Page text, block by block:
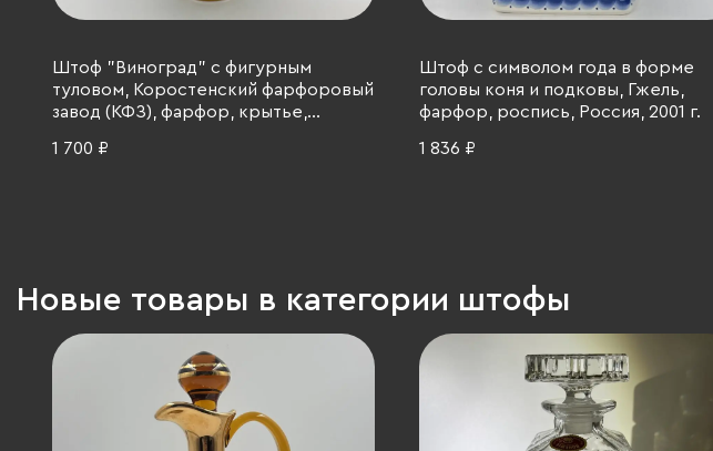
Штоф "Виноград" с фигурным
туловом, Коростенский фарфоровый
завод (КФЗ), фарфор, крытье,
1 700 ₽
Штоф с символом года в форме
головы коня и подковы, Гжель,
фарфор, роспись, Россия, 2001 г.
1 836 ₽
Новые товары в категории штофы